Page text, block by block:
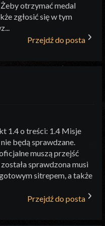
otrzymać medal
zgłosić się w tym
Przejdź do posta
1.4 o treści: 1.4 Misje
będą sprawdzane.
muszą przejść
sprawdzona musi
sitrepem, a także
Przejdź do posta